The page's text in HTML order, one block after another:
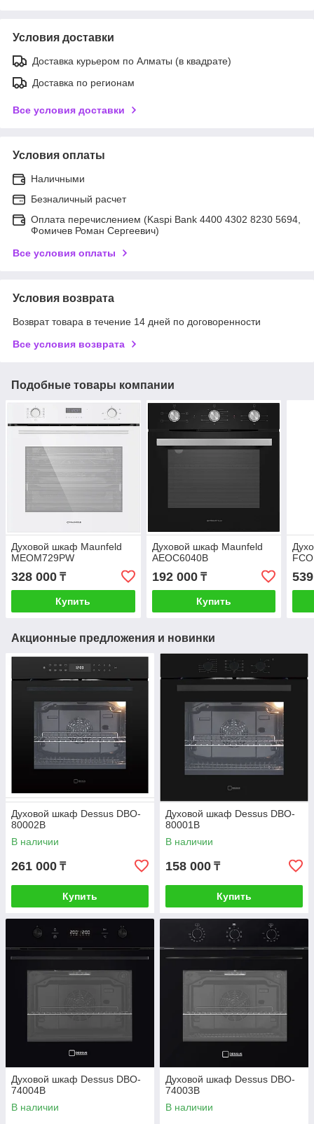
Условия доставки
Доставка курьером по Алматы (в квадрате)
Доставка по регионам
Все условия доставки
Условия оплаты
Наличными
Безналичный расчет
Оплата перечислением (Kaspi Bank 4400 4302 8230 5694,
Фомичев Роман Сергеевич)
Все условия оплаты
Условия возврата
Возврат товара в течение 14 дней по договоренности
Все условия возврата
Подобные товары компании
Духовой шкаф Maunfeld
MEOM729PW
328 000 ₸
Купить
Духовой шкаф Maunfeld
AEOC6040B
192 000₸
Купить
Акционные предложения и новинки
Духовой шкаф Dessus DBO-
80002B
В наличии
261 000 ₸
Купить
Духовой шкаф Dessus DBO-
80001B
В наличии
158 000 ₸
Купить
Духовой шкаф Dessus DBO-
74004B
В наличии
Духовой шкаф Dessus DBO-
74003B
В наличии